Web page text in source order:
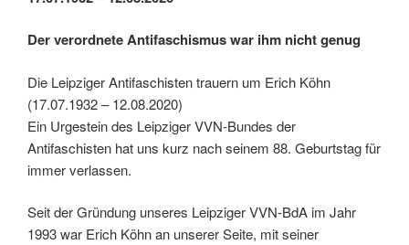
Der verordnete Antifaschismus war ihm nicht genug
Die Leipziger Antifaschisten trauern um Erich Köhn
(17.07.1932 – 12.08.2020)
Ein Urgestein des Leipziger VVN-Bundes der
Antifaschisten hat uns kurz nach seinem 88. Geburtstag für
immer verlassen.
Seit der Gründung unseres Leipziger VVN-BdA im Jahr
1993 war Erich Köhn an unserer Seite, mit seiner